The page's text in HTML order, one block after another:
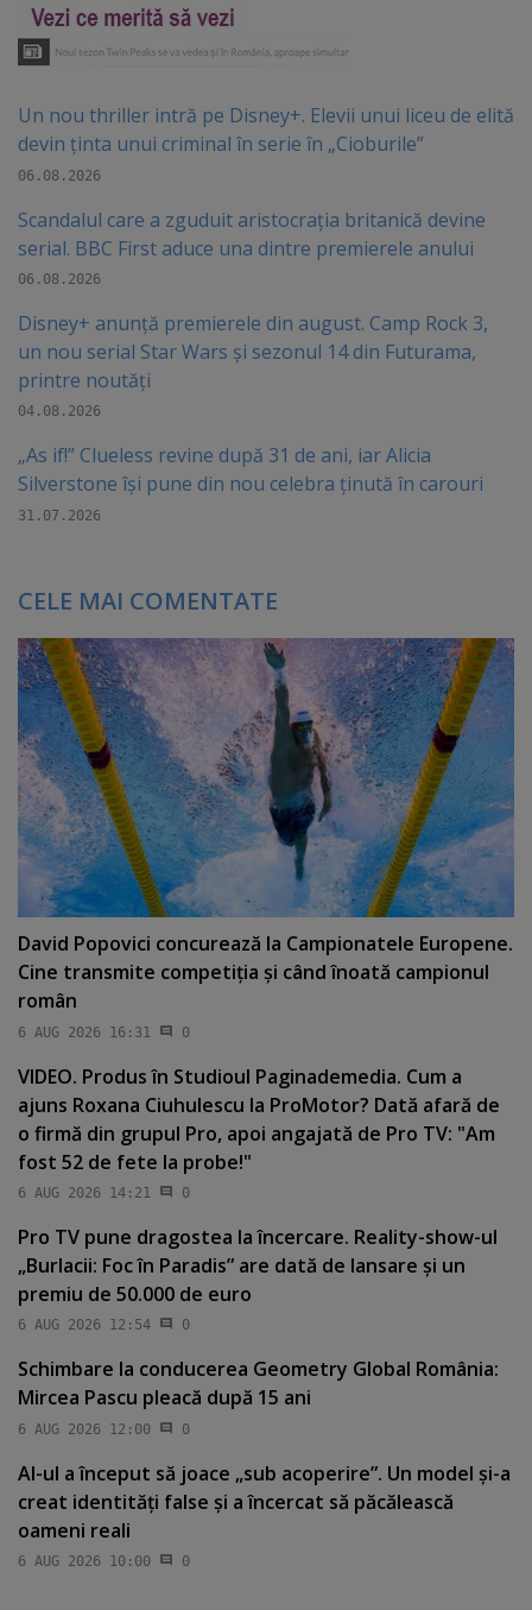
Un nou thriller intră pe Disney+. Elevii unui liceu de elită
devin ținta unui criminal în serie în „Cioburile”
06.08.2026
Scandalul care a zguduit aristocrația britanică devine
serial. BBC First aduce una dintre premierele anului
06.08.2026
Disney+ anunță premierele din august. Camp Rock 3,
un nou serial Star Wars și sezonul 14 din Futurama,
printre noutăți
04.08.2026
„As if!” Clueless revine după 31 de ani, iar Alicia
Silverstone își pune din nou celebra ținută în carouri
31.07.2026
CELE MAI COMENTATE
David Popovici concurează la Campionatele Europene.
Cine transmite competiţia şi când înoată campionul
român
6 AUG 2026 16:31 0
VIDEO. Produs în Studioul Paginademedia. Cum a
ajuns Roxana Ciuhulescu la ProMotor? Dată afară de
o firmă din grupul Pro, apoi angajată de Pro TV: "Am
fost 52 de fete la probe!"
6 AUG 2026 14:21 0
Pro TV pune dragostea la încercare. Reality-show-ul
„Burlacii: Foc în Paradis” are dată de lansare şi un
premiu de 50.000 de euro
6 AUG 2026 12:54 0
Schimbare la conducerea Geometry Global România:
Mircea Pascu pleacă după 15 ani
6 AUG 2026 12:00 0
AI-ul a început să joace „sub acoperire”. Un model şi-a
creat identităţi false şi a încercat să păcălească
oameni reali
6 AUG 2026 10:00 0